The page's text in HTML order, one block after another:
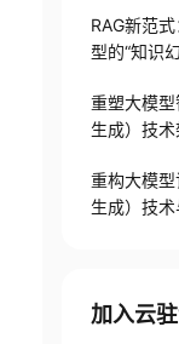
RAG新范
型的“知识
重塑大模
生成）技
重构大模
生成）技
加入云